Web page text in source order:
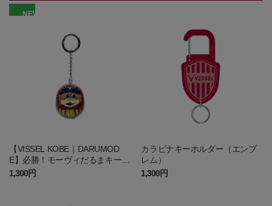
NEW
【VISSEL KOBE｜DARUMOD
E】必勝！モーヴィだるまキーホ
ルダー
1,300円
カラビナキーホルダー（エンブ
レム）
1,300円